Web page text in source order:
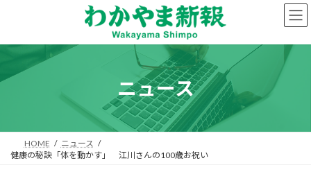
ン
へ
プ
ー
ョ
動
ニュース
HOME
ニュース
健康の秘訣「体を動かす」 江川さんの100歳お祝い